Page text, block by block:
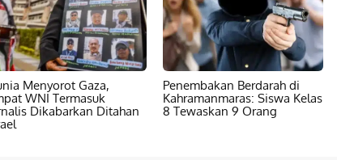
Menyorot Gaza,
WNI Termasuk
Dikabarkan Ditahan
Penembakan Berdarah di
Kahramanmaras: Siswa Kelas
8 Tewaskan 9 Orang